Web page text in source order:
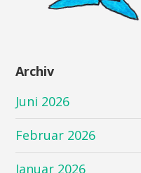
Archiv
Juni 2026
Februar 2026
Januar 2026